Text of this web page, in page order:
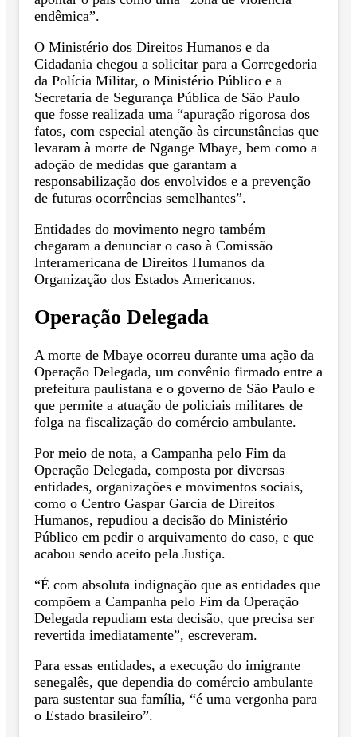
endêmica”.
O Ministério dos Direitos Humanos e da
Cidadania chegou a solicitar para a Corregedoria
da Polícia Militar, o Ministério Público e a
Secretaria de Segurança Pública de São Paulo
que fosse realizada uma “apuração rigorosa dos
fatos, com especial atenção às circunstâncias que
levaram à morte de Ngange Mbaye, bem como a
adoção de medidas que garantam a
responsabilização dos envolvidos e a prevenção
de futuras ocorrências semelhantes”.
Entidades do movimento negro também
chegaram a denunciar o caso à Comissão
Interamericana de Direitos Humanos da
Organização dos Estados Americanos.
Operação Delegada
A morte de Mbaye ocorreu durante uma ação da
Operação Delegada, um convênio firmado entre a
prefeitura paulistana e o governo de São Paulo e
que permite a atuação de policiais militares de
folga na fiscalização do comércio ambulante.
Por meio de nota, a Campanha pelo Fim da
Operação Delegada, composta por diversas
entidades, organizações e movimentos sociais,
como o Centro Gaspar Garcia de Direitos
Humanos, repudiou a decisão do Ministério
Público em pedir o arquivamento do caso, e que
acabou sendo aceito pela Justiça.
“É com absoluta indignação que as entidades que
compõem a Campanha pelo Fim da Operação
Delegada repudiam esta decisão, que precisa ser
revertida imediatamente”, escreveram.
Para essas entidades, a execução do imigrante
senegalês, que dependia do comércio ambulante
para sustentar sua família, “é uma vergonha para
o Estado brasileiro”.